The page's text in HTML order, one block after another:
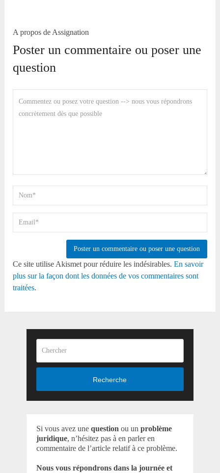
A propos de Assignation
Poster un commentaire ou poser une
question
Ce site utilise Akismet pour réduire les indésirables.En savoir
plus sur la façon dont les données de vos commentaires sont
traitées.
Recherche
Si vous avez une question ou un problème
juridique, n’hésitez pas à en parler en
commentaire de l’article relatif à ce problème.
Nous vous répondrons dans la journée et